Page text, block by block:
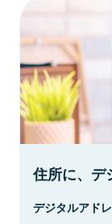
住所に、デ
デジタルアド